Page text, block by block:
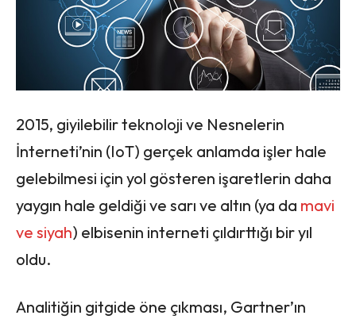
2015, giyilebilir teknoloji ve Nesnelerin
İnterneti’nin (IoT) gerçek anlamda işler hale
gelebilmesi için yol gösteren işaretlerin daha
yaygın hale geldiği ve sarı ve altın (ya da mavi
ve siyah) elbisenin interneti çıldırttığı bir yıl
oldu.
Analitiğin gitgide öne çıkması, Gartner’ın